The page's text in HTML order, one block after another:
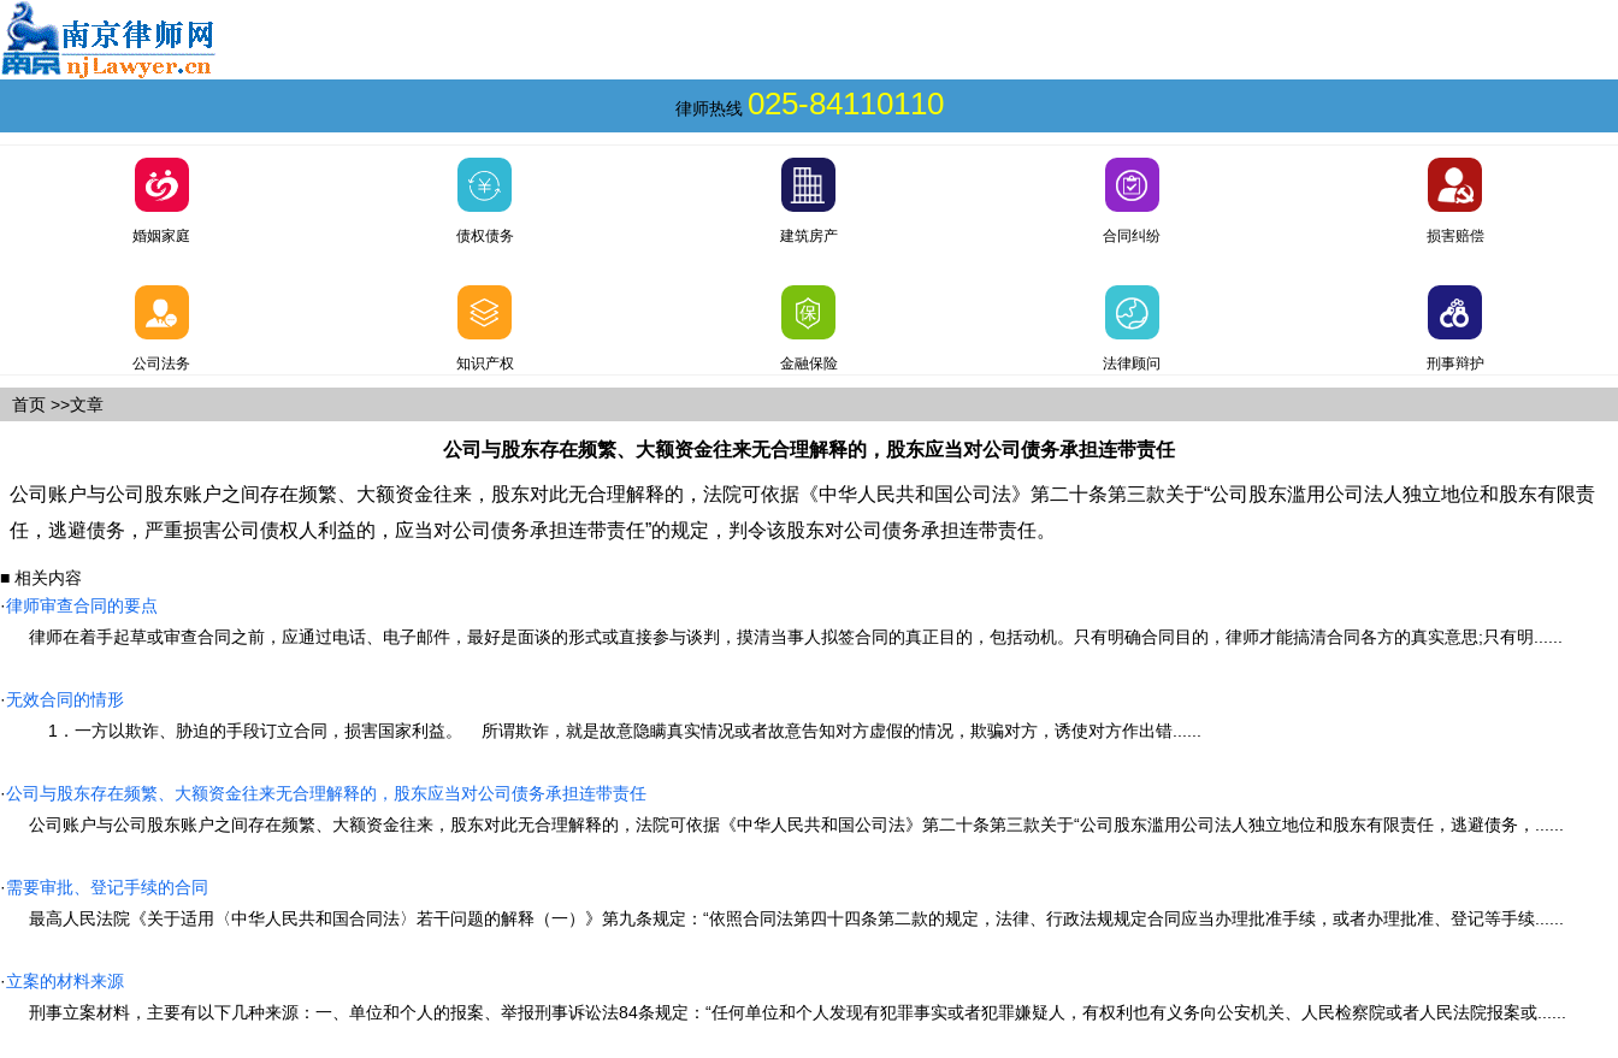
律师热线 025-84110110
婚姻家庭 债权债务 建筑房产 合同纠纷 损害赔偿
公司法务 知识产权 金融保险 法律顾问 刑事辩护
首页 >>文章
公司与股东存在频繁、大额资金往来无合理解释的，股东应当对公司债务承担连带责任
公司账户与公司股东账户之间存在频繁、大额资金往来，股东对此无合理解释的，法院可依据《中华人民共和国公司法》第二十条第三款关于“公司股东滥用公司法人独立地位和股东有限责
任，逃避债务，严重损害公司债权人利益的，应当对公司债务承担连带责任”的规定，判令该股东对公司债务承担连带责任。
■ 相关内容
·律师审查合同的要点
律师在着手起草或审查合同之前，应通过电话、电子邮件，最好是面谈的形式或直接参与谈判，摸清当事人拟签合同的真正目的，包括动机。只有明确合同目的，律师才能搞清合同各方的真实意思;只有明......
·无效合同的情形
1．一方以欺诈、胁迫的手段订立合同，损害国家利益。 所谓欺诈，就是故意隐瞒真实情况或者故意告知对方虚假的情况，欺骗对方，诱使对方作出错......
·公司与股东存在频繁、大额资金往来无合理解释的，股东应当对公司债务承担连带责任
公司账户与公司股东账户之间存在频繁、大额资金往来，股东对此无合理解释的，法院可依据《中华人民共和国公司法》第二十条第三款关于“公司股东滥用公司法人独立地位和股东有限责任，逃避债务，......
·需要审批、登记手续的合同
最高人民法院《关于适用〈中华人民共和国合同法〉若干问题的解释（一）》第九条规定：“依照合同法第四十四条第二款的规定，法律、行政法规规定合同应当办理批准手续，或者办理批准、登记等手续......
·立案的材料来源
刑事立案材料，主要有以下几种来源：一、单位和个人的报案、举报刑事诉讼法84条规定：“任何单位和个人发现有犯罪事实或者犯罪嫌疑人，有权利也有义务向公安机关、人民检察院或者人民法院报案或......